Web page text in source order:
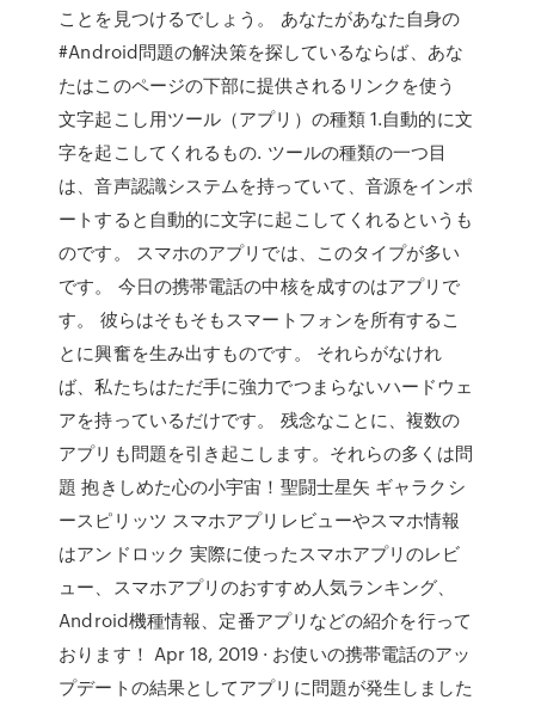
ことを見つけるでしょう。 あなたがあなた自身の
#Android問題の解決策を探しているならば、あな
たはこのページの下部に提供されるリンクを使う
文字起こし用ツール（アプリ）の種類 1.自動的に文
字を起こしてくれるもの. ツールの種類の一つ目
は、音声認識システムを持っていて、音源をインポ
ートすると自動的に文字に起こしてくれるというも
のです。 スマホのアプリでは、このタイプが多い
です。 今日の携帯電話の中核を成すのはアプリで
す。 彼らはそもそもスマートフォンを所有するこ
とに興奮を生み出すものです。 それらがなけれ
ば、私たちはただ手に強力でつまらないハードウェ
アを持っているだけです。 残念なことに、複数の
アプリも問題を引き起こします。それらの多くは問
題 抱きしめた心の小宇宙！聖闘士星矢 ギャラクシ
ースピリッツ スマホアプリレビューやスマホ情報
はアンドロック 実際に使ったスマホアプリのレビ
ュー、スマホアプリのおすすめ人気ランキング、
Android機種情報、定番アプリなどの紹介を行って
おります！ Apr 18, 2019 · お使いの携帯電話のアッ
プデートの結果としてアプリに問題が発生しました